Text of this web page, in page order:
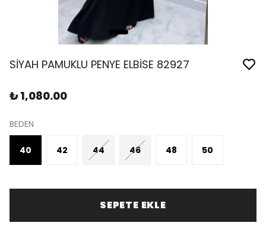
SİYAH PAMUKLU PENYE ELBİSE 82927
₺ 1,080.00
BEDEN
40 42 44 46 48 50
SEPETE EKLE